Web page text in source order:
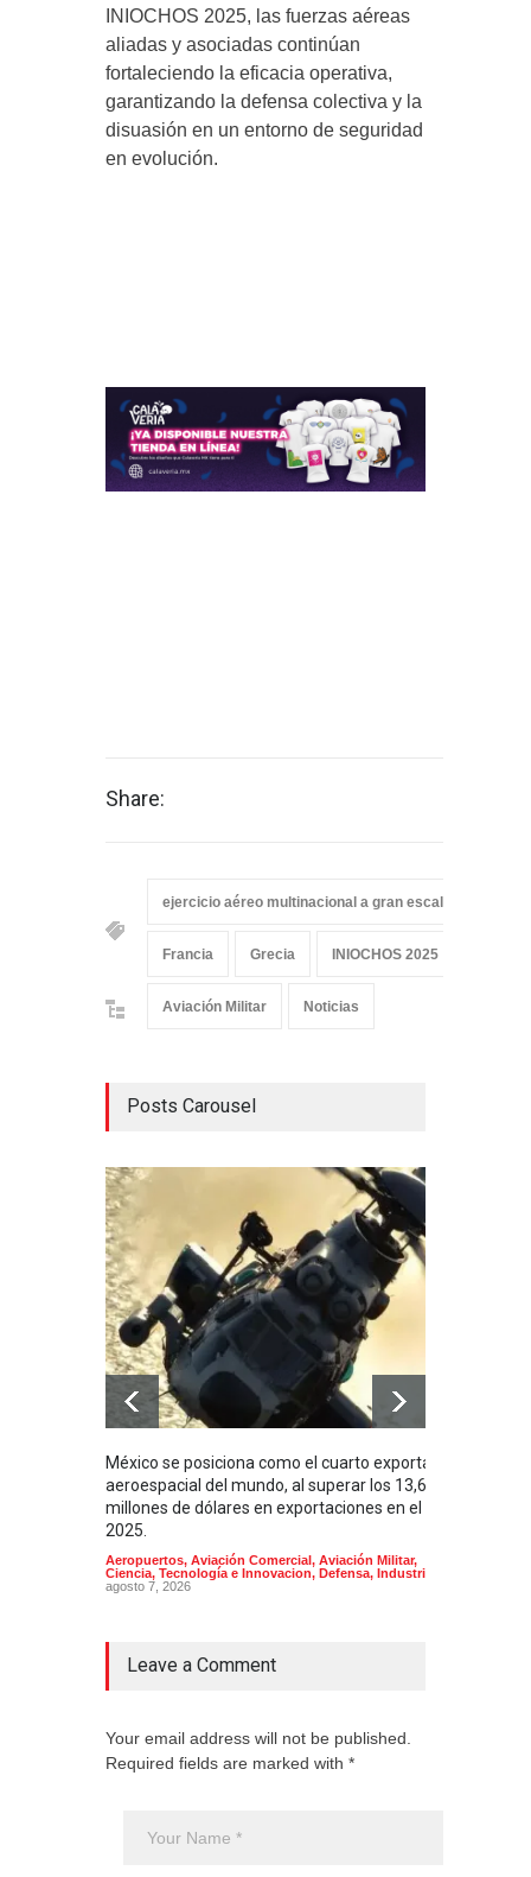
INIOCHOS 2025, las fuerzas aéreas
aliadas y asociadas continúan
fortaleciendo la eficacia operativa,
garantizando la defensa colectiva y la
disuasión en un entorno de seguridad
en evolución.
Share:
ejercicio aéreo multinacional a gran escala
Francia Grecia INIOCHOS 2025
Aviación Militar Noticias
Posts Carousel
México se posiciona como el cuarto exportador
aeroespacial del mundo, al superar los 13,600
millones de dólares en exportaciones en el
2025.
Aeropuertos, Aviación Comercial, Aviación Militar,
Ciencia, Tecnología e Innovacion, Defensa, Industria
agosto 7, 2026
Leave a Comment
Your email address will not be published.
Required fields are marked with *